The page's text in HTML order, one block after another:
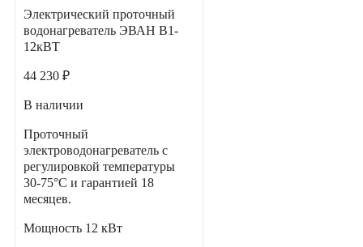
Электрический проточный
водонагреватель ЭВАН В1-
12кВТ
44 230 ₽
В наличии
Проточный
электроводонагреватель с
регулировкой температуры
30-75°С и гарантией 18
месяцев.
Мощность 12 кВт